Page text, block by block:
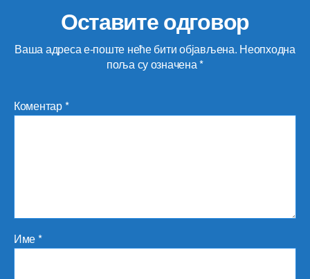
Оставите одговор
Ваша адреса е-поште неће бити објављена. Неопходна
поља су означена*
Коментар*
Име*